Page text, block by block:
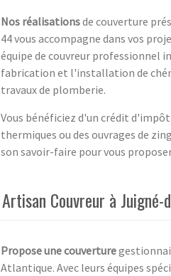
Nos réalisationsde couverture
44 vous accompagne dans vos
équipe de couvreur
fabrication et l'installation de
travaux de plomberie.
Vous bénéficiez d'un crédit
thermiques ou des ouvrages de
son savoir-faire pour vous
Artisan Couvreur à
Propose une couverture
Atlantique. Avec leurs équipes